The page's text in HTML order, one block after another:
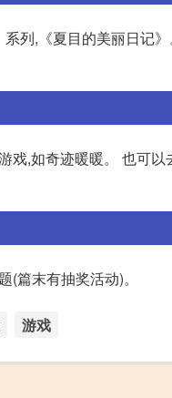
列,《夏目的美丽日记
,如奇迹暖暖。 也可
篇末有抽奖活动)。
游戏